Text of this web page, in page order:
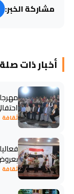
مشاركة الخبر:
أخبار ذات صلة
ثقافة
ثقافة